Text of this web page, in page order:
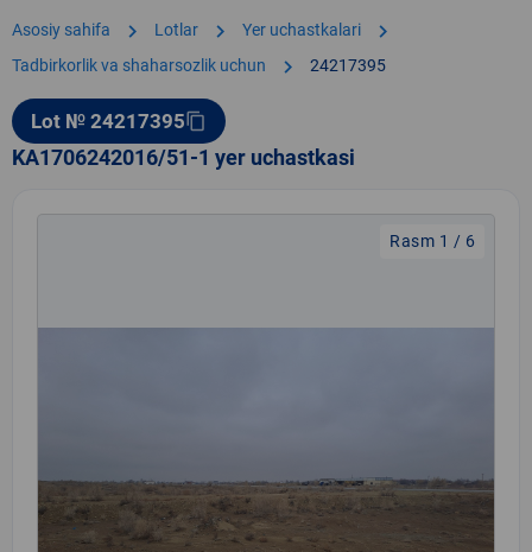
Asosiy sahifa chevron_right Lotlar chevron_right Yer uchastkalari chevron_right
Tadbirkorlik va shaharsozlik uchun chevron_right 24217395
Lot № 24217395content_copy
KA1706242016/51-1 yer uchastkasi
Rasm 1 / 6